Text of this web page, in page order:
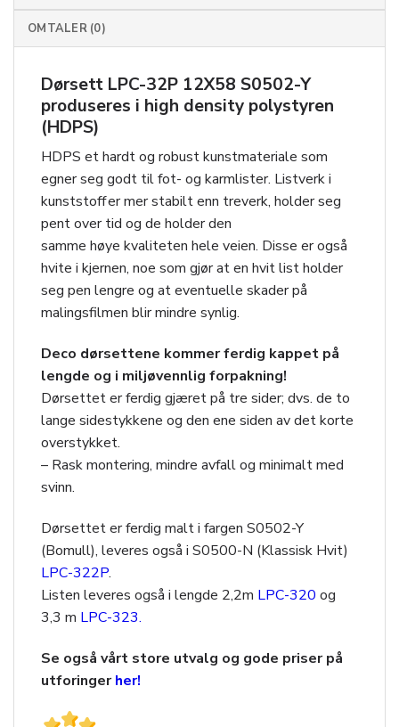
OMTALER (0)
Dørsett LPC-32P 12X58 S0502-Y
produseres i high density polystyren
(HDPS)
HDPS et hardt og robust kunstmateriale som
egner seg godt til fot- og karmlister. Listverk i
kunststoff er mer stabilt enn treverk, holder seg
pent over tid og de holder den
samme høye kvaliteten hele veien. Disse er også
hvite i kjernen, noe som gjør at en hvit list holder
seg pen lengre og at eventuelle skader på
malingsfilmen blir mindre synlig.
Deco dørsettene kommer ferdig kappet på
lengde og i miljøvennlig forpakning!
Dørsettet er ferdig gjæret på tre sider; dvs. de to
lange sidestykkene og den ene siden av det korte
overstykket.
– Rask montering, mindre avfall og minimalt med
svinn.
Dørsettet er ferdig malt i fargen S0502-Y
(Bomull), leveres også i S0500-N (Klassisk Hvit)
LPC-322P.
Listen leveres også i lengde 2,2m LPC-320 og
3,3 m LPC-323.
Se også vårt store utvalg og gode priser på
utforingerher!